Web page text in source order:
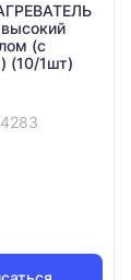
высокий
(с
(10/1шт)